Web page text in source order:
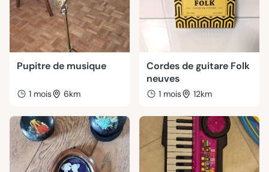
Pupitre de musique
1 mois 6km
Cordes de guitare Folk
neuves
1 mois 12km